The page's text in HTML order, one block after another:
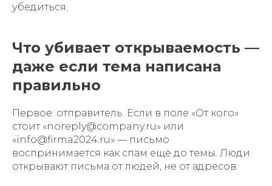
убедиться.
Что убивает открываемость —
даже если тема написана
правильно
Первое: отправитель. Если в поле «От кого»
стоит «noreply@company.ru» или
«info@firma2024.ru» — письмо
воспринимается как спам ещё до темы. Люди
открывают письма от людей, не от адресов.